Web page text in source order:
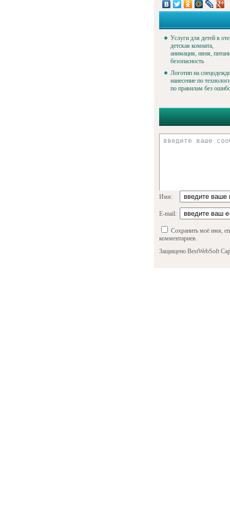
Услуги для детей в
детская комната,
анимация, няня,
безопасность
Логотип на
нанесение по
по правилам без
Имя:
E-mail:
Сохранить моё имя,
комментариев.
Защищено BestWebSoft